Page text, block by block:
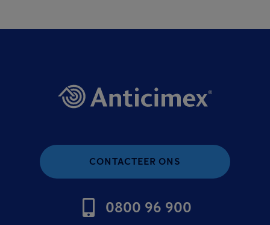
CONTACTEER ONS
0800 96 900